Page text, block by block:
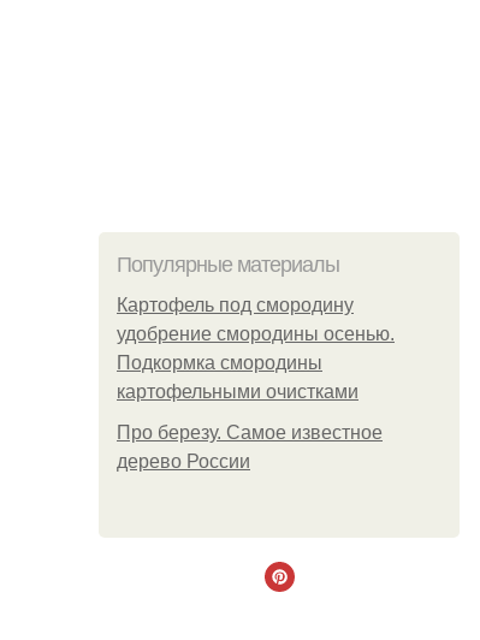
Популярные материалы
Картофель под смородину
удобрение смородины осенью.
Подкормка смородины
картофельными очистками
Про березу. Самое известное
дерево России